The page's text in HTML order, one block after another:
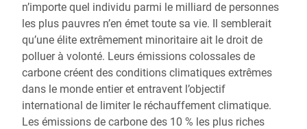
n’importe quel individu parmi le milliard de personnes
les plus pauvres n’en émet toute sa vie. Il semblerait
qu’une élite extrêmement minoritaire ait le droit de
polluer à volonté. Leurs émissions colossales de
carbone créent des conditions climatiques extrêmes
dans le monde entier et entravent l’objectif
international de limiter le réchauffement climatique.
Les émissions de carbone des 10 % les plus riches